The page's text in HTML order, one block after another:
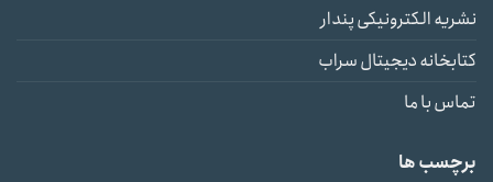
نشریه الکترونیکی پندار
کتابخانه دیجیتال سراب
تماس با ما
برچسب ها